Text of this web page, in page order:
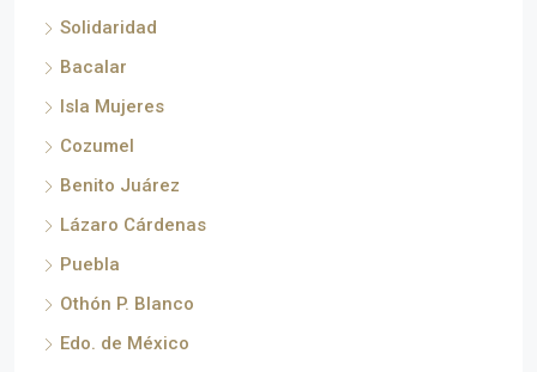
Solidaridad
Bacalar
Isla Mujeres
Cozumel
Benito Juárez
Lázaro Cárdenas
Puebla
Othón P. Blanco
Edo. de México